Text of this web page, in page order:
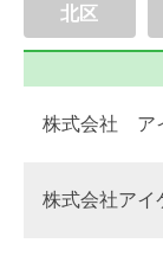
北区
株式会社 ア
株式会社アイ